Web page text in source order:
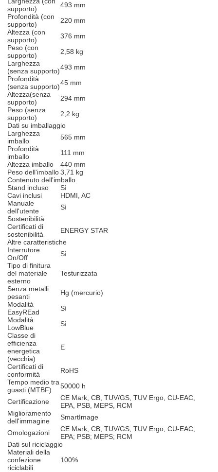
supporto)
493 mm
Profondità (con
supporto)
220 mm
Altezza (con
supporto)
376 mm
Peso (con
supporto)
2,58 kg
Larghezza
(senza supporto)493 mm
Profondità
(senza supporto)45 mm
Altezza(senza
supporto)
294 mm
Peso (senza
supporto)
2,2 kg
Dati su imballaggio
Larghezza
imballo
565 mm
Profondità
imballo
111 mm
Altezza imballo
440 mm
Peso dell'imballo3,71 kg
Contenuto dell'imballo
Stand incluso
Sì
Cavi inclusi
HDMI, AC
Manuale
dell'utente
Sì
Sostenibilità
Certificati di
sostenibilità
ENERGY STAR
Altre caratteristiche
Interrutore
On/Off
Sì
Tipo di finitura
del materiale
esterno
Testurizzata
Senza metalli
pesanti
Hg (mercurio)
Modalità
EasyREad
Sì
Modalità
LowBlue
Sì
Classe di
efficienza
energetica
(vecchia)
E
Certificati di
conformità
RoHS
Tempo medio tra
guasti (MTBF)
50000 h
Certificazione
CE Mark, CB, TUV/GS, TUV Ergo, CU-EAC,
EPA, PSB, MEPS, RCM
Miglioramento
dell'immagine
SmartImage
Omologazioni
CE Mark; CB; TUV/GS; TUV Ergo; CU-EAC;
EPA; PSB; MEPS; RCM
Dati sul riciclaggio
Materiali della
confezione
riciclabili
100%